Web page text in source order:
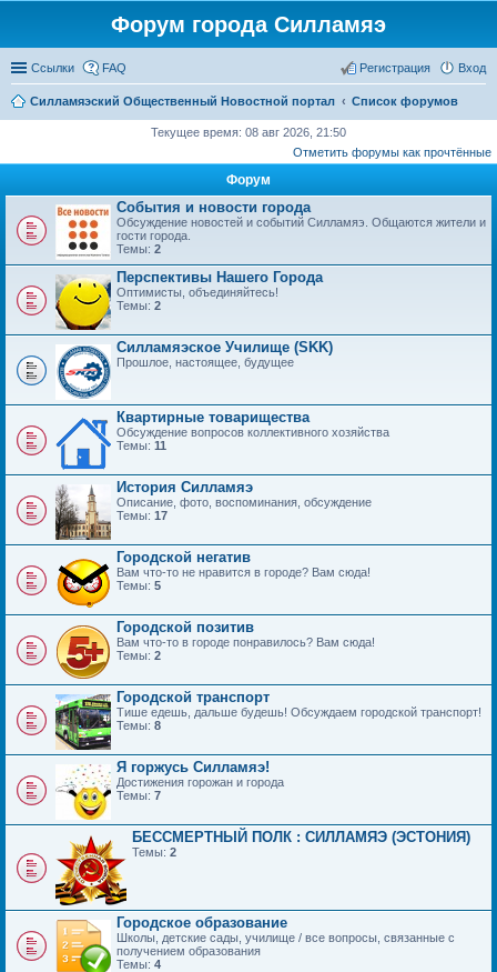
Форум города Силламяэ
Ссылки FAQ Вход
Регистрация
Силламяэский Общественный Новостной портал Список форумов
Текущее время: 08 авг 2026, 21:50
Отметить форумы как прочтённые
Форум
События и новости города
Обсуждение новостей и событий Силламяэ. Общаются жители и
гости города.
Темы: 2
Перспективы Нашего Города
Оптимисты, объединяйтесь!
Темы: 2
Силламяэское Училище (SKK)
Прошлое, настоящее, будущее
Квартирные товарищества
Обсуждение вопросов коллективного хозяйства
Темы: 11
История Силламяэ
Описание, фото, воспоминания, обсуждение
Темы: 17
Городской негатив
Вам что-то не нравится в городе? Вам сюда!
Темы: 5
Городской позитив
Вам что-то в городе понравилось? Вам сюда!
Темы: 2
Городской транспорт
Тише едешь, дальше будешь! Обсуждаем городской транспорт!
Темы: 8
Я горжусь Силламяэ!
Достижения горожан и города
Темы: 7
БЕССМЕРТНЫЙ ПОЛК : СИЛЛАМЯЭ (ЭСТОНИЯ)
Темы: 2
Городское образование
Школы, детские сады, училище / все вопросы, связанные с
получением образования
Темы: 4